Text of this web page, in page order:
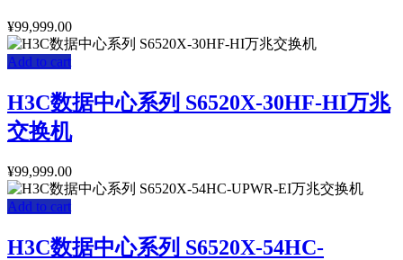
¥99,999.00
Add to cart
H3C数据中心系列 S6520X-30HF-HI万兆
交换机
¥99,999.00
Add to cart
H3C数据中心系列 S6520X-54HC-